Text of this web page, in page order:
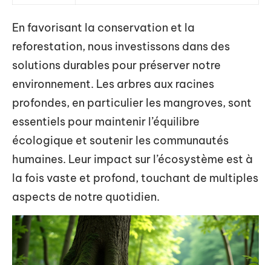
En favorisant la conservation et la
reforestation, nous investissons dans des
solutions durables pour préserver notre
environnement. Les arbres aux racines
profondes, en particulier les mangroves, sont
essentiels pour maintenir l’équilibre
écologique et soutenir les communautés
humaines. Leur impact sur l’écosystème est à
la fois vaste et profond, touchant de multiples
aspects de notre quotidien.